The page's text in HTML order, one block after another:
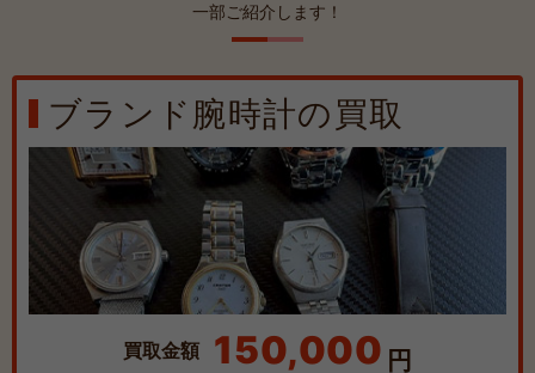
一部ご紹介します！
ブランド腕時計の買取
買取金額 150,000 円